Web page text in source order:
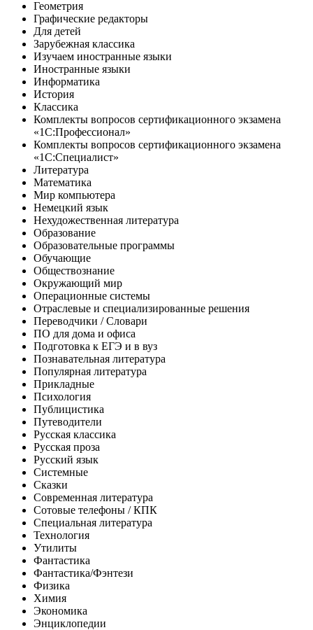
Геометрия
Графические редакторы
Для детей
Зарубежная классика
Изучаем иностранные языки
Иностранные языки
Информатика
История
Классика
Комплекты вопросов сертификационного экзамена
«1С:Профессионал»
Комплекты вопросов сертификационного экзамена
«1С:Специалист»
Литература
Математика
Мир компьютера
Немецкий язык
Нехудожественная литература
Образование
Образовательные программы
Обучающие
Обществознание
Окружающий мир
Операционные системы
Отраслевые и специализированные решения
Переводчики / Словари
ПО для дома и офиса
Подготовка к ЕГЭ и в вуз
Познавательная литература
Популярная литература
Прикладные
Психология
Публицистика
Путеводители
Русская классика
Русская проза
Русский язык
Системные
Сказки
Современная литература
Сотовые телефоны / КПК
Специальная литература
Технология
Утилиты
Фантастика
Фантастика/Фэнтези
Физика
Химия
Экономика
Энциклопедии